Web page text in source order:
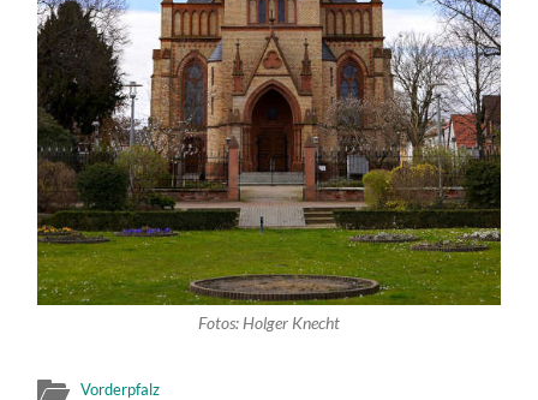
Fotos: Holger Knecht
Vorderpfalz